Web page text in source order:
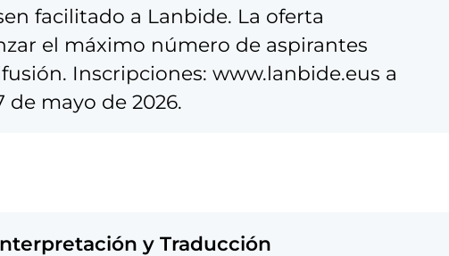
facilitado a Lanbide. La oferta
el máximo número de aspirantes
Inscripciones: www.lanbide.eus a
de mayo de 2026.
y Traducción